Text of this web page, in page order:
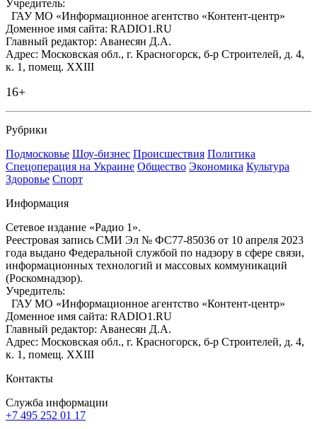
Учредитель:
ГАУ МО «Информационное агентство «Контент-центр»
Доменное имя сайта: RADIO1.RU
Главный редактор: Аванесян Д.А.
Адрес: Московская обл., г. Красногорск, б-р Строителей, д. 4,
к. 1, помещ. XXIII
16+
Рубрики
Подмосковье Шоу-бизнес Происшествия Политика
Спецоперация на Украине Общество Экономика Культура
Здоровье Спорт
Информация
Сетевое издание «Радио 1».
Реестровая запись СМИ Эл № ФС77-85036 от 10 апреля 2023
года выдано Федеральной службой по надзору в сфере связи,
информационных технологий и массовых коммуникаций
(Роскомнадзор).
Учредитель:
ГАУ МО «Информационное агентство «Контент-центр»
Доменное имя сайта: RADIO1.RU
Главный редактор: Аванесян Д.А.
Адрес: Московская обл., г. Красногорск, б-р Строителей, д. 4,
к. 1, помещ. XXIII
Контакты
Служба информации
+7 495 252 01 17